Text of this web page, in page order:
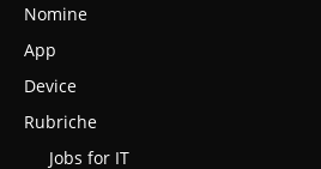
Nomine
App
Device
Rubriche
Jobs for IT